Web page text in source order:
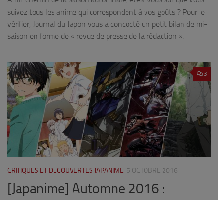
suivez tous les anime qui correspondent à vos goûts ? Pour le
vérifier, Journal du Japon vous a concocté un petit bilan de mi-
saison en forme de « revue de presse de la rédaction ».
3
CRITIQUES ET DÉCOUVERTES JAPANIME 5 OCTOBRE 2016
[Japanime] Automne 2016 :